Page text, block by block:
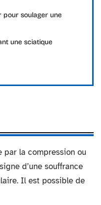
pour soulager une
une sciatique
par la compression ou
d’une souffrance
Il est possible de